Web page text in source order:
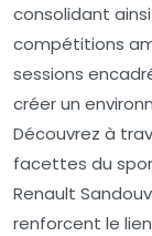
consolidant ainsi
compétitions
sessions
créer un
Découvrez à
facettes du
Renault
renforcent le